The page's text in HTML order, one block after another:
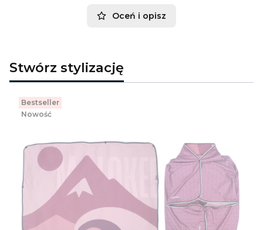
Oceń i opisz
Stwórz stylizację
Bestseller
Nowość